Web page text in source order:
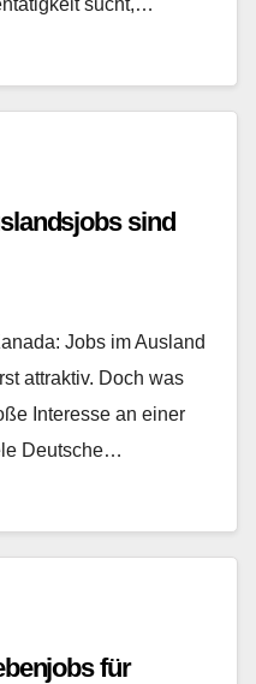
sucht,…
sind
Jobs im Ausland
attraktiv. Doch was
Interesse an einer
Deutsche…
für